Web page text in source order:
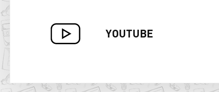
YOUTUBE